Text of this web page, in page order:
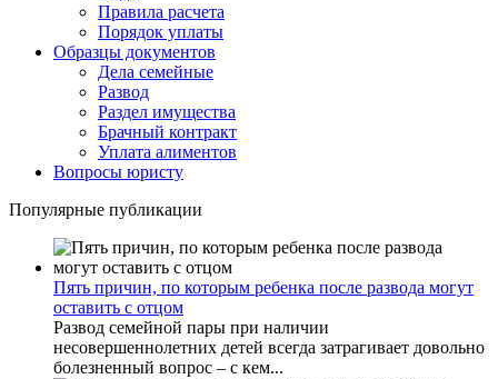
Правила расчета
Порядок уплаты
Образцы документов
Дела семейные
Развод
Раздел имущества
Брачный контракт
Уплата алиментов
Вопросы юристу
Популярные публикации
Пять причин, по которым ребенка после развода могут
оставить с отцом
Развод семейной пары при наличии
несовершеннолетних детей всегда затрагивает довольно
болезненный вопрос – с кем...